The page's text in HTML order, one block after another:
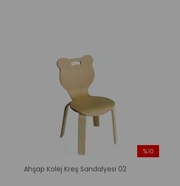
Ahşap Kolej Kreş Sandalyesi 02
%10